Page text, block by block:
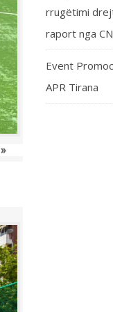
»
rrugëtimi
raport nga
Event
APR Tirana